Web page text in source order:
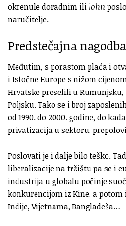
okrenule doradnim ili lohn
naručitelje.
Predstečajna nagodba
Međutim, s porastom plaća i
i Istočne Europe s nižom
Hrvatske preselili u Rumunjsku,
Poljsku. Tako se i broj
od 1990. do 2000. godine, do
privatizacija u sektoru,
Poslovati je i dalje bilo teško.
liberalizacije na tržištu pa se i
industrija u globalu počinje
konkurencijom iz Kine, a potom
Indije, Vijetnama, Bangladeša…